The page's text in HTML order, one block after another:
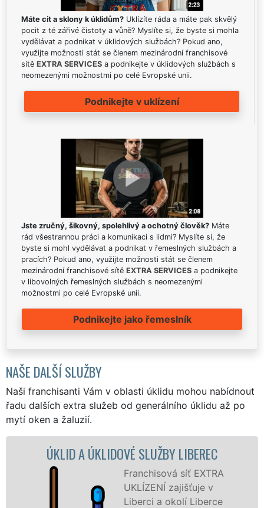
Máte cit a sklony k úklidům? Uklízíte ráda a máte pak skvělý
pocit z té zářivé čistoty a vůně? Myslíte si, že byste si mohla
vydělávat a podnikat v úklidových službách? Pokud ano,
využijte možnosti stát se členem mezinárodní franchisové
sítě EXTRA SERVICES a podnikejte v úklidových službách s
neomezenými možnostmi po celé Evropské unii.
Podnikejte v uklízení
Jste zručný, šikovný, spolehlivý a ochotný člověk? Máte
rád všestrannou práci a komunikaci s lidmi? Myslíte si, že
byste si mohl vydělávat a podnikat v řemeslných službách a
pracích? Pokud ano, využijte možnosti stát se členem
mezinárodní franchisové sítě EXTRA SERVICES a podnikejte
v libovolných řemeslných službách s neomezenými
možnostmi po celé Evropské unii.
Podnikejte jako řemeslník
NAŠE DALŠÍ SLUŽBY
Naši franchisanti Vám v oblasti úklidu mohou nabídnout
řadu dalších extra služeb od generálního úklidu až po
mytí oken a žaluzií.
ÚKLIDOVÁ SLUŽBA A ČINNOSTI
Naše společnost
UKLÍZENÍ
Liberci veškeré